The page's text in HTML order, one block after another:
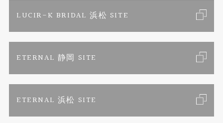
真珠ネックレス
特定商取引に関する表記
LUCIR-K BRIDAL 浜松 SITE
ETERNAL 静岡 SITE
ETERNAL 浜松 SITE